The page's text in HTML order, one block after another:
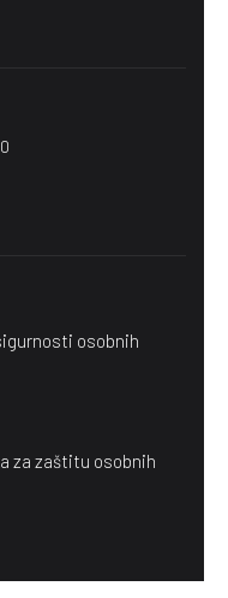
osobnih
za zaštitu osobnih